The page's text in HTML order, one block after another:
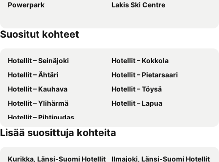
Powerpark Lakis Ski Centre
Suositut kohteet
Hotellit – Seinäjoki
Hotellit – Kokkola
Hotellit – Ähtäri
Hotellit – Pietarsaari
Hotellit – Kauhava
Hotellit – Töysä
Hotellit – Ylihärmä
Hotellit – Lapua
Hotellit – Pihtipudas
Lisää suosittuja kohteita
Kurikka, Länsi-Suomi Hotellit
Ilmajoki, Länsi-Suomi Hotellit